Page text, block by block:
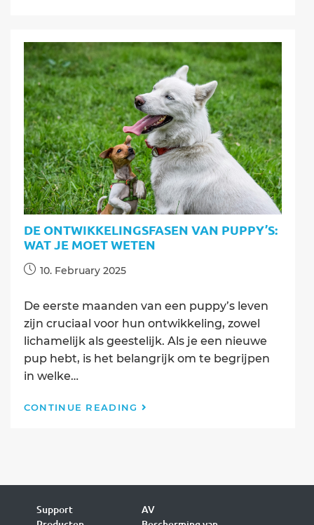
Pups
DE ONTWIKKELINGSFASEN VAN PUPPY’S:
WAT JE MOET WETEN
Post10. February 2025
De eerste maanden van een puppy’s leven
zijn cruciaal voor hun ontwikkeling, zowel
lichamelijk als geestelijk. Als je een nieuwe
pup hebt, is het belangrijk om te begrijpen
in welke…
CONTINUE READING
Weten
Support
AV